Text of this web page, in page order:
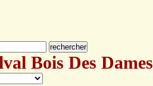
Bois Des Dames